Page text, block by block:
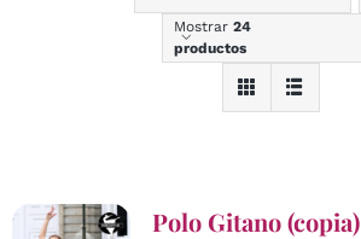
Mostrar 24
productos
Polo Gitano (copia)